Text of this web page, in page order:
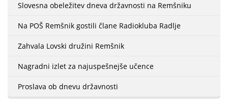
Slovesna obeležitev dneva državnosti na Remšniku
Na POŠ Remšnik gostili člane Radiokluba Radlje
Zahvala Lovski družini Remšnik
Nagradni izlet za najuspešnejše učence
Proslava ob dnevu državnosti